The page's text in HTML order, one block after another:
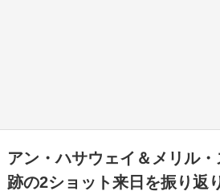
アン・ハサウェイ＆メリル
跡の2ショット来日を振り返